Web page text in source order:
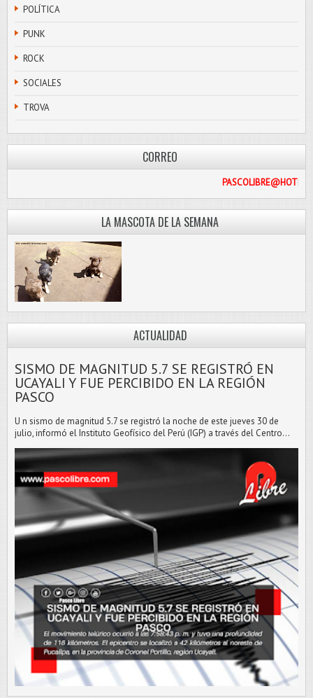
POLÍTICA
PUNK
ROCK
SOCIALES
TROVA
CORREO
LA MASCOTA DE LA SEMANA
ACTUALIDAD
SISMO DE MAGNITUD 5.7 SE REGISTRÓ EN
UCAYALI Y FUE PERCIBIDO EN LA REGIÓN
PASCO
U n sismo de magnitud 5.7 se registró la noche de este jueves 30 de
julio, informó el Instituto Geofísico del Perú (IGP) a través del Centro...